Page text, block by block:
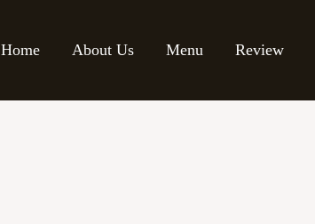
Home About Us Menu Review